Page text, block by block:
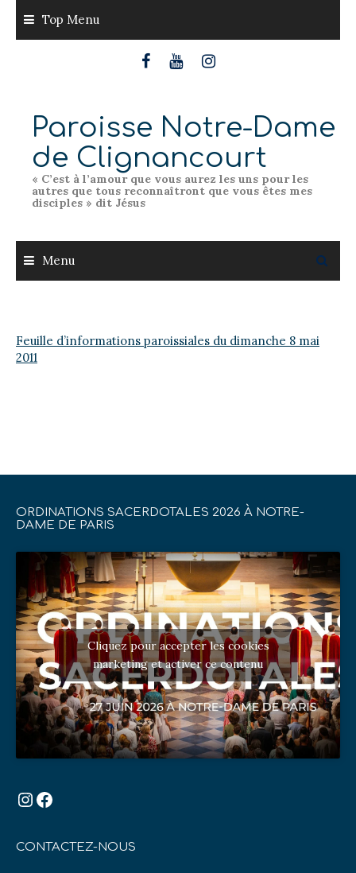
content
Top Menu
Paroisse Notre-Dame
de Clignancourt
« C’est à l’amour que vous aurez les uns pour les
autres que tous reconnaîtront que vous êtes mes
disciples » dit Jésus
Menu
Feuille d’informations paroissiales du dimanche 8 mai
2011
ORDINATIONS SACERDOTALES 2026 À NOTRE-
DAME DE PARIS
Cliquez pour accepter les cookies
marketing et activer ce contenu
Instagram
Facebook
CONTACTEZ-NOUS